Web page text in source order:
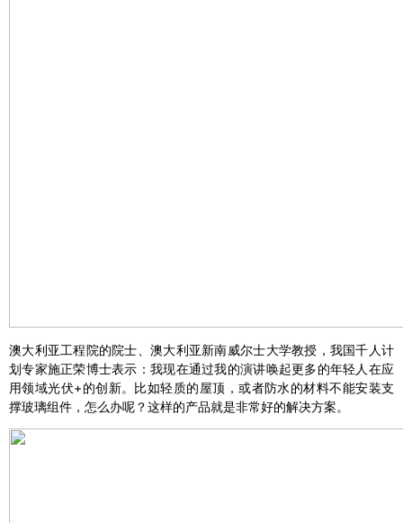
澳大利亚工程院的院士、澳大利亚新南威尔士大学教授，我国千人计
划专家施正荣博士表示：我现在通过我的演讲唤起更多的年轻人在应
用领域光伏+的创新。比如轻质的屋顶，或者防水的材料不能安装支
撑玻璃组件，怎么办呢？这样的产品就是非常好的解决方案。